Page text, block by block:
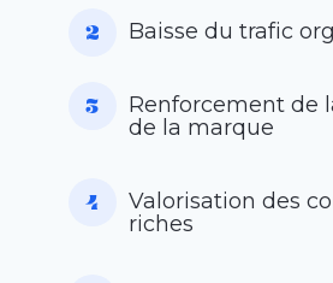
Baisse du trafic
Renforcement de
de la marque
Valorisation des
riches